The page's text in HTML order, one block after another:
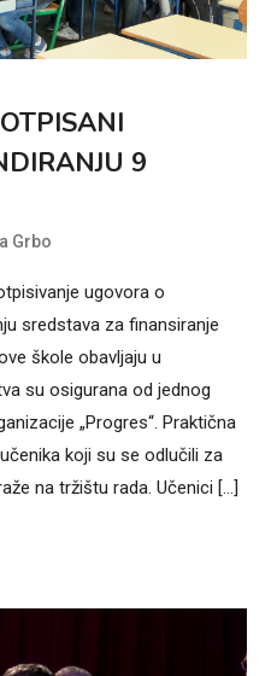
9
Grbo
ugovora o
sredstava za finansiranje
škole obavljaju u
su osigurana od jednog
„Progres“. Praktična
koji su se odlučili za
na tržištu rada. Učenici […]